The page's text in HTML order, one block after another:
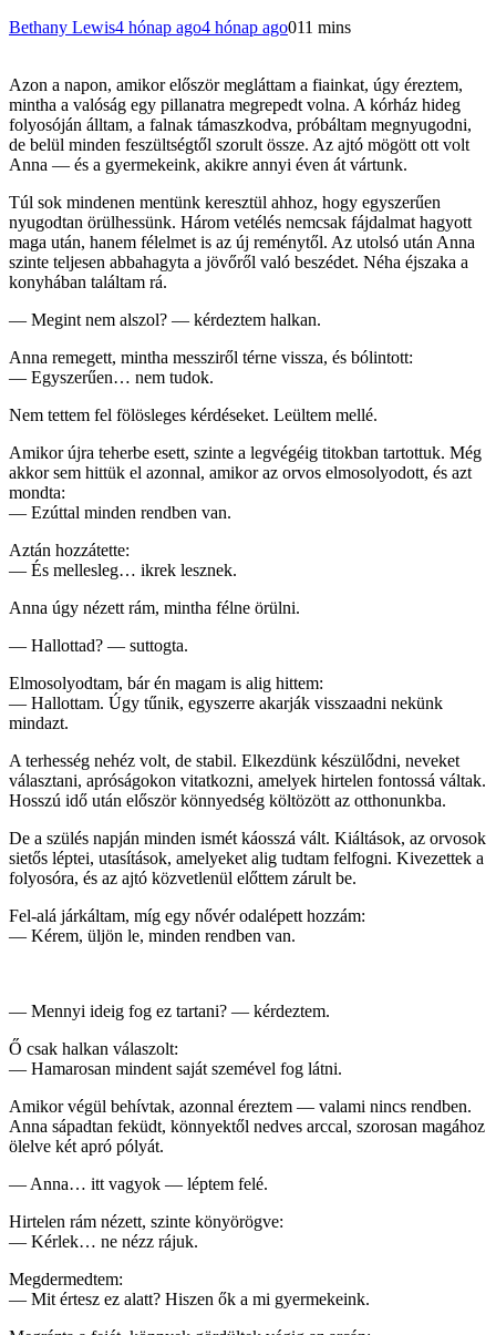
Bethany Lewis4 hónap ago4 hónap ago011 mins
Azon a napon, amikor először megláttam a fiainkat, úgy éreztem,
mintha a valóság egy pillanatra megrepedt volna. A kórház hideg
folyosóján álltam, a falnak támaszkodva, próbáltam megnyugodni,
de belül minden feszültségtől szorult össze. Az ajtó mögött ott volt
Anna — és a gyermekeink, akikre annyi éven át vártunk.
Túl sok mindenen mentünk keresztül ahhoz, hogy egyszerűen
nyugodtan örülhessünk. Három vetélés nemcsak fájdalmat hagyott
maga után, hanem félelmet is az új reménytől. Az utolsó után Anna
szinte teljesen abbahagyta a jövőről való beszédet. Néha éjszaka a
konyhában találtam rá.
— Megint nem alszol? — kérdeztem halkan.
Anna remegett, mintha messziről térne vissza, és bólintott:
— Egyszerűen… nem tudok.
Nem tettem fel fölösleges kérdéseket. Leültem mellé.
Amikor újra teherbe esett, szinte a legvégéig titokban tartottuk. Még
akkor sem hittük el azonnal, amikor az orvos elmosolyodott, és azt
mondta:
— Ezúttal minden rendben van.
Aztán hozzátette:
— És mellesleg… ikrek lesznek.
Anna úgy nézett rám, mintha félne örülni.
— Hallottad? — suttogta.
Elmosolyodtam, bár én magam is alig hittem:
— Hallottam. Úgy tűnik, egyszerre akarják visszaadni nekünk
mindazt.
A terhesség nehéz volt, de stabil. Elkezdünk készülődni, neveket
választani, apróságokon vitatkozni, amelyek hirtelen fontossá váltak.
Hosszú idő után először könnyedség költözött az otthonunkba.
De a szülés napján minden ismét káosszá vált. Kiáltások, az orvosok
sietős léptei, utasítások, amelyeket alig tudtam felfogni. Kivezettek a
folyosóra, és az ajtó közvetlenül előttem zárult be.
Fel-alá járkáltam, míg egy nővér odalépett hozzám:
— Kérem, üljön le, minden rendben van.
— Mennyi ideig fog ez tartani? — kérdeztem.
Ő csak halkan válaszolt:
— Hamarosan mindent saját szemével fog látni.
Amikor végül behívtak, azonnal éreztem — valami nincs rendben.
Anna sápadtan feküdt, könnyektől nedves arccal, szorosan magához
ölelve két apró pólyát.
— Anna… itt vagyok — léptem felé.
Hirtelen rám nézett, szinte könyörögve:
— Kérlek… ne nézz rájuk.
Megdermedtem:
— Mit értesz ez alatt? Hiszen ők a mi gyermekeink.